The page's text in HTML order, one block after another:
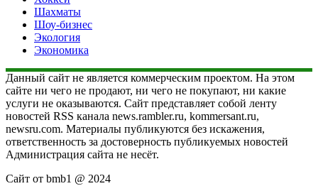
Шахматы
Шоу-бизнес
Экология
Экономика
Данный сайт не является коммерческим проектом. На этом
сайте ни чего не продают, ни чего не покупают, ни какие
услуги не оказываются. Сайт представляет собой ленту
новостей RSS канала news.rambler.ru, kommersant.ru,
newsru.com. Материалы публикуются без искажения,
ответственность за достоверность публикуемых новостей
Администрация сайта не несёт.
Сайт от bmb1 @ 2024